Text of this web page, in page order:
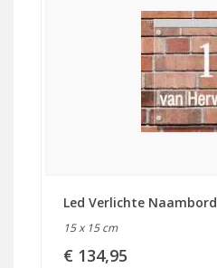
Led Verlichte Naambord
15 x 15 cm
€ 134,95